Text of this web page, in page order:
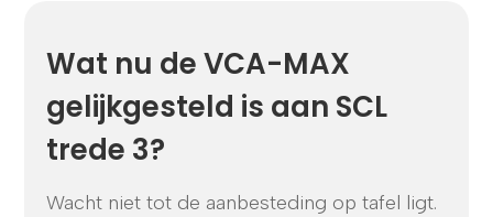
Wat nu de VCA-MAX
gelijkgesteld is aan SCL
trede 3?
Wacht niet tot de aanbesteding op tafel ligt.